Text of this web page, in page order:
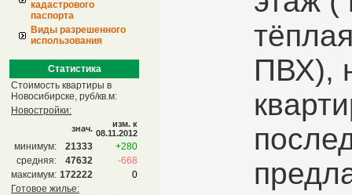
кадастрового
паспорта
Виды разрешенного
использования
Статистика
Стоимость квартиры в
Новосибирске, руб/кв.м:
Новостройки:
знач.
изм. к
08.11.2012
минимум: 21333
+280
средняя:
47632
-668
максимум: 172222
0
Готовое жилье:
ПВХ),